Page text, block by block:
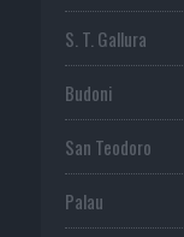
S. T. Gallura
Budoni
San Teodoro
Palau